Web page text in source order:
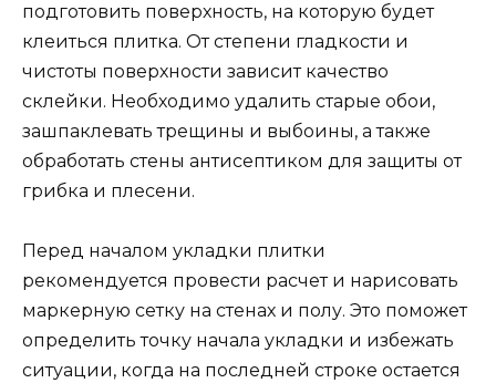
подготовить поверхность, на которую будет
клеиться плитка. От степени гладкости и
чистоты поверхности зависит качество
склейки. Необходимо удалить старые обои,
зашпаклевать трещины и выбоины, а также
обработать стены антисептиком для защиты от
грибка и плесени.
Перед началом укладки плитки
рекомендуется провести расчет и нарисовать
маркерную сетку на стенах и полу. Это поможет
определить точку начала укладки и избежать
ситуации, когда на последней строке остается